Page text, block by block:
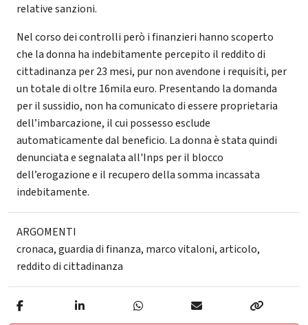
relative sanzioni.
Nel corso dei controlli però i finanzieri hanno scoperto
che la donna ha indebitamente percepito il reddito di
cittadinanza per 23 mesi, pur non avendone i requisiti, per
un totale di oltre 16mila euro. Presentando la domanda
per il sussidio, non ha comunicato di essere proprietaria
dell’imbarcazione, il cui possesso esclude
automaticamente dal beneficio. La donna è stata quindi
denunciata e segnalata all'Inps per il blocco
dell’erogazione e il recupero della somma incassata
indebitamente.
ARGOMENTI
cronaca,guardia di finanza, marco vitaloni,articolo,
reddito di cittadinanza